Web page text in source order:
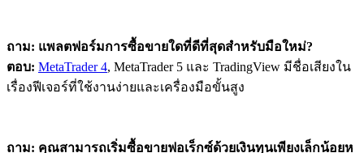
ถาม: แพลตฟอร์มการซื้อขายใดที่ดีที่สุดสำหรับมือใหม่?
ตอบ: MetaTrader 4, MetaTrader 5 และ TradingView มีชื่อเสียงใน
เรื่องฟีเจอร์ที่ใช้งานง่ายและเครื่องมือขั้นสูง
ถาม: คุณสามารถเริ่มซื้อขายฟอเร็กซ์ด้วยเงินทุนเพียงเล็กน้อยห